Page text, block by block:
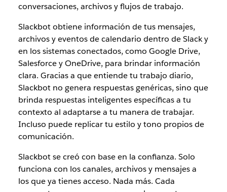
conversaciones, archivos y flujos de trabajo.
Slackbot obtiene información de tus mensajes,
archivos y eventos de calendario dentro de Slack y
en los sistemas conectados, como Google Drive,
Salesforce y OneDrive, para brindar información
clara. Gracias a que entiende tu trabajo diario,
Slackbot no genera respuestas genéricas, sino que
brinda respuestas inteligentes específicas a tu
contexto al adaptarse a tu manera de trabajar.
Incluso puede replicar tu estilo y tono propios de
comunicación.
Slackbot se creó con base en la confianza. Solo
funciona con los canales, archivos y mensajes a
los que ya tienes acceso. Nada más. Cada